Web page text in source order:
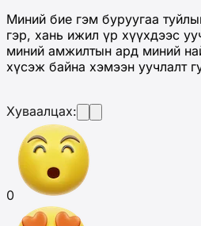
Миний бие гэм буруугаа
гэр, хань ижил үр хүүхдээс
миний амжилтын ард миний
хүсэж байна хэмээн уучлалт
Хуваалцах:
0